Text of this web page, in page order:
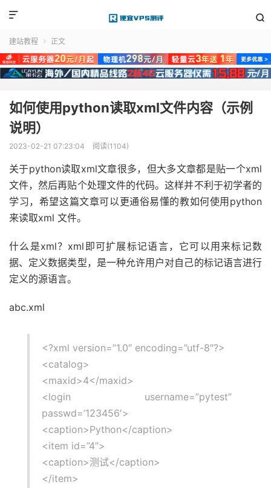


建站教程  正文
如何使用python读取xml文件内容（示例
说明）
2023-02-21 07:23:04 阅读(1104)
关于python读取xml文章很多，但大多文章都是贴一个xml
文件，然后再贴个处理文件的代码。这样并不利于初学者的
学习，希望这篇文章可以更通俗易懂的教如何使用python
来读取xml 文件。
什么是xml？xml即可扩展标记语言，它可以用来标记数
据、定义数据类型，是一种允许用户对自己的标记语言进行
定义的源语言。
abc.xml
<?xml version=”1.0″ encoding=”utf-8″?>
<catalog>
<maxid>4</maxid>
<login username=”pytest”
passwd=’123456′>
<caption>Python</caption>
<item id=”4″>
<caption>测试</caption>
</item>